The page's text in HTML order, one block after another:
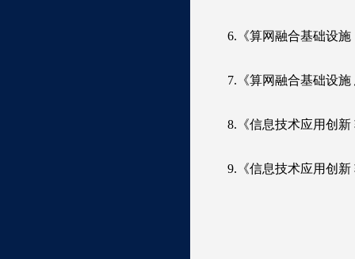
6.《算网融合基础设
7.《算网融合基础设
8.《信息技术应用创
9.《信息技术应用创